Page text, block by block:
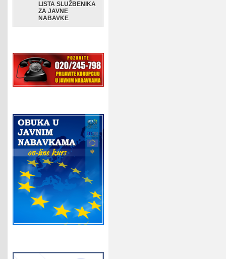
LISTA SLUŽBENIKA
ZA JAVNE
NABAVKE